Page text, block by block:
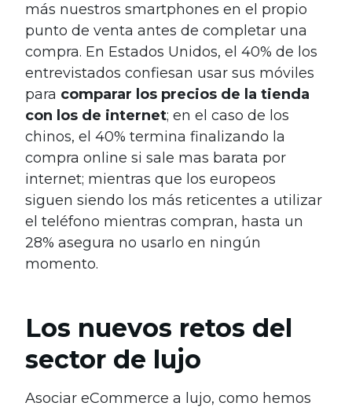
más nuestros smartphones en el propio
punto de venta antes de completar una
compra. En Estados Unidos, el 40% de los
entrevistados confiesan usar sus móviles
para comparar los precios de la tienda
con los de internet; en el caso de los
chinos, el 40% termina finalizando la
compra online si sale mas barata por
internet; mientras que los europeos
siguen siendo los más reticentes a utilizar
el teléfono mientras compran, hasta un
28% asegura no usarlo en ningún
momento.
Los nuevos retos del
sector de lujo
Asociar eCommerce a lujo, como hemos